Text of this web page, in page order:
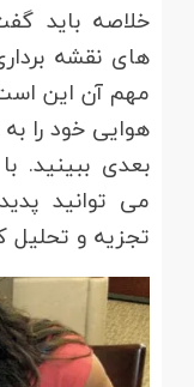
خلاصه باید
های نقشه
مهم آن این
هوایی خود
بعدی ببینید.
می توانید
تجزیه و تحلیل